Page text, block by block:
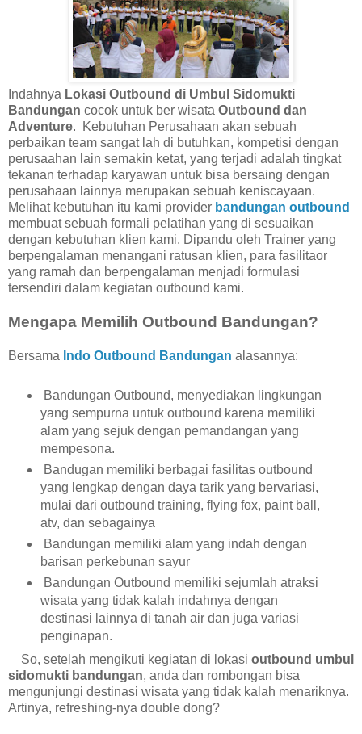
Indahnya Lokasi Outbound di Umbul Sidomukti
Bandungan cocok untuk ber wisata Outbound dan
Adventure. Kebutuhan Perusahaan akan sebuah
perbaikan team sangat lah di butuhkan, kompetisi dengan
perusaahan lain semakin ketat, yang terjadi adalah tingkat
tekanan terhadap karyawan untuk bisa bersaing dengan
perusahaan lainnya merupakan sebuah keniscayaan.
Melihat kebutuhan itu kami provider bandungan outbound
membuat sebuah formali pelatihan yang di sesuaikan
dengan kebutuhan klien kami. Dipandu oleh Trainer yang
berpengalaman menangani ratusan klien, para fasilitaor
yang ramah dan berpengalaman menjadi formulasi
tersendiri dalam kegiatan outbound kami.
Mengapa Memilih Outbound Bandungan?
Bersama Indo Outbound Bandungan alasannya:
Bandungan Outbound, menyediakan lingkungan
yang sempurna untuk outbound karena memiliki
alam yang sejuk dengan pemandangan yang
mempesona.
Bandugan memiliki berbagai fasilitas outbound
yang lengkap dengan daya tarik yang bervariasi,
mulai dari outbound training, flying fox, paint ball,
atv, dan sebagainya
Bandungan memiliki alam yang indah dengan
barisan perkebunan sayur
Bandungan Outbound memiliki sejumlah atraksi
wisata yang tidak kalah indahnya dengan
destinasi lainnya di tanah air dan juga variasi
penginapan.
So, setelah mengikuti kegiatan di lokasi outbound umbul
sidomukti bandungan, anda dan rombongan bisa
mengunjungi destinasi wisata yang tidak kalah menariknya.
Artinya, refreshing-nya double dong?